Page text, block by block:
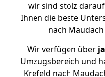
wir sind stolz
Ihnen die beste
nach
Wir verfügen über
Umzugsbereich und
Krefeld nach